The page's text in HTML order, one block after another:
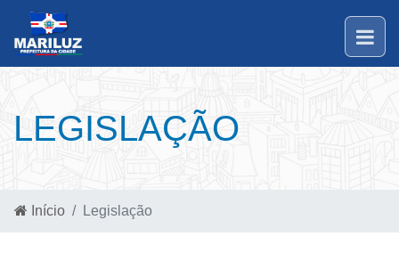
LEGISLAÇÃO
Início Legislação